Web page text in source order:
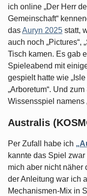
ich online „Der Herr
Gemeinschaft“
dasAuryn 2025 statt,
auch noch „Pictures“,
Tisch kamen. Es gab
Spieleabend mit
gespielt hatte wie „Isle
„Arboretum“. Und
Wissensspiel namens
Australis
Per Zufall habe ich
kannte das Spiel
mich aber nicht näher
der Anleitung war ich
Mechanismen-Mix in